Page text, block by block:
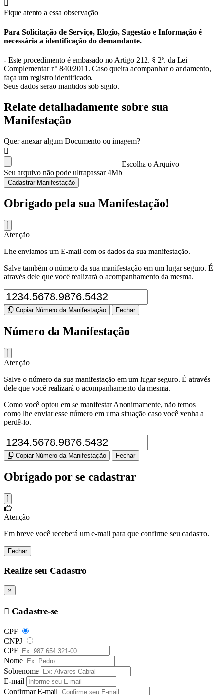
Fique atento a essa observação
Para Solicitação de Serviço, Elogio, Sugestão e Informação é
necessária a identificação do demandante.
- Este procedimento é embasado no Artigo 212, § 2º, da Lei
Complementar nº 840/2011. Caso queira acompanhar o andamento,
faça um registro identificado.
Seus dados serão mantidos sob sigilo.
Relate detalhadamente sobre sua
Manifestação
Quer anexar algum Documento ou imagem?
Escolha o Arquivo
Seu arquivo não pode ultrapassar 4Mb
Cadastrar Manifestação
Obrigado pela sua Manifestação!
Atenção
Lhe enviamos um E-mail com os dados da sua manifestação.
Salve também o número da sua manifestação em um lugar seguro. É
através dele que você realizará o acompanhamento da mesma.
Copiar Número da Manifestação Fechar
Número da Manifestação
Atenção
Salve o número da sua manifestação em um lugar seguro. É através
dele que você realizará o acompanhamento da mesma.
Como você optou em se manifestar Anonimamente, não temos
como lhe enviar esse número em uma situação caso você venha a
perdê-lo.
Copiar Número da Manifestação Fechar
Obrigado por se cadastrar
Atenção
Em breve você receberá um e-mail para que confirme seu cadastro.
Fechar
Realize seu Cadastro
×
Cadastre-se
CPF
CNPJ
CPF
Nome
Sobrenome
E-mail
Confirmar E-mail